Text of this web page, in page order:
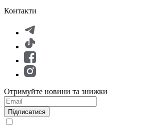
Контакти
Отримуйте новини та знижки
Підписатися